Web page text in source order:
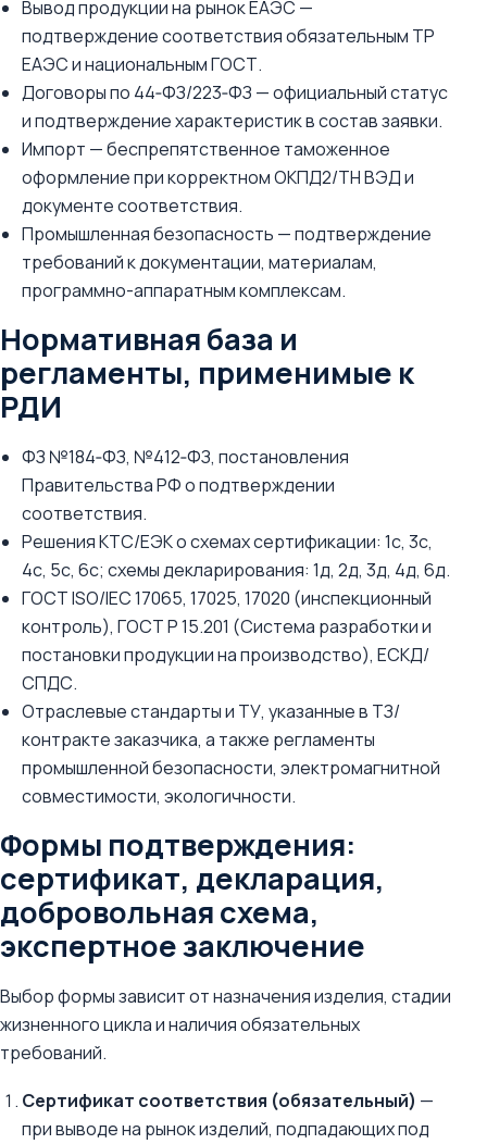
Вывод продукции на рынок ЕАЭС —
подтверждение соответствия обязательным ТР
ЕАЭС и национальным ГОСТ.
Договоры по 44‑ФЗ/223‑ФЗ — официальный статус
и подтверждение характеристик в состав заявки.
Импорт — беспрепятственное таможенное
оформление при корректном ОКПД2/ТН ВЭД и
документе соответствия.
Промышленная безопасность — подтверждение
требований к документации, материалам,
программно-аппаратным комплексам.
Нормативная база и
регламенты, применимые к
РДИ
ФЗ №184‑ФЗ, №412‑ФЗ, постановления
Правительства РФ о подтверждении
соответствия.
Решения КТС/ЕЭК о схемах сертификации: 1с, 3с,
4с, 5с, 6с; схемы декларирования: 1д, 2д, 3д, 4д, 6д.
ГОСТ ISO/IEC 17065, 17025, 17020 (инспекционный
контроль), ГОСТ Р 15.201 (Система разработки и
постановки продукции на производство), ЕСКД/
СПДС.
Отраслевые стандарты и ТУ, указанные в ТЗ/
контракте заказчика, а также регламенты
промышленной безопасности, электромагнитной
совместимости, экологичности.
Формы подтверждения:
сертификат, декларация,
добровольная схема,
экспертное заключение
Выбор формы зависит от назначения изделия, стадии
жизненного цикла и наличия обязательных
требований.
Сертификат соответствия (обязательный) —
при выводе на рынок изделий, подпадающих под